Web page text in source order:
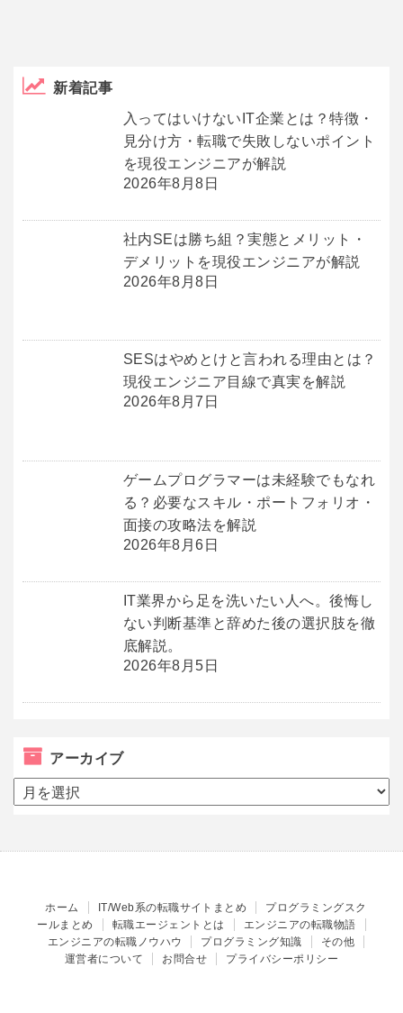
新着記事
入ってはいけないIT企業とは？特徴・
見分け方・転職で失敗しないポイント
を現役エンジニアが解説
2026年8月8日
社内SEは勝ち組？実態とメリット・
デメリットを現役エンジニアが解説
2026年8月8日
SESはやめとけと言われる理由とは？
現役エンジニア目線で真実を解説
2026年8月7日
ゲームプログラマーは未経験でもなれ
る？必要なスキル・ポートフォリオ・
面接の攻略法を解説
2026年8月6日
IT業界から足を洗いたい人へ。後悔し
ない判断基準と辞めた後の選択肢を徹
底解説。
2026年8月5日
アーカイブ
ア
ー
ホーム IT/Web系の転職サイトまとめ
プログラミングスク
ールまとめ
転職エージェントとは
エンジニアの転職物語
エンジニアの転職ノウハウ
プログラミング知識
その他
運営者について
お問合せ プライバシーポリシー